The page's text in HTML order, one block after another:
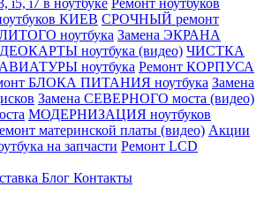
i5, i7 в ноутбуке Ремонт ноутбуков
КИЕВ СРОЧНЫЙ ремонт
ноутбука Замена ЭКРАНА
ноутбука (видео) ЧИСТКА
ноутбука Ремонт КОРПУСА
БЛОКА ПИТАНИЯ ноутбука Замена
Замена СЕВЕРНОГО моста (видео)
МОДЕРНИЗАЦИЯ ноутбуков
материнской платы (видео) Акции
на запчасти Ремонт LCD
Блог Контакты